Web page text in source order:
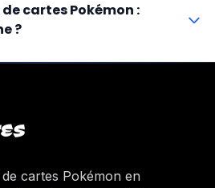
cartes Pokémon :
?
cartes Pokémon en